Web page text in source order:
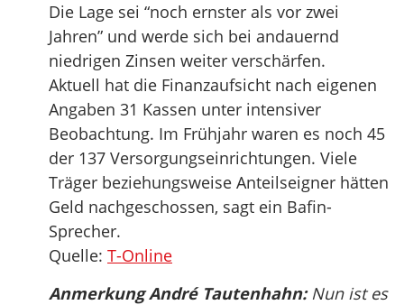
Die Lage sei “noch ernster als vor zwei
Jahren” und werde sich bei andauernd
niedrigen Zinsen weiter verschärfen.
Aktuell hat die Finanzaufsicht nach eigenen
Angaben 31 Kassen unter intensiver
Beobachtung. Im Frühjahr waren es noch 45
der 137 Versorgungseinrichtungen. Viele
Träger beziehungsweise Anteilseigner hätten
Geld nachgeschossen, sagt ein Bafin-
Sprecher.
Quelle: T-Online
Anmerkung André Tautenhahn:Nun ist es